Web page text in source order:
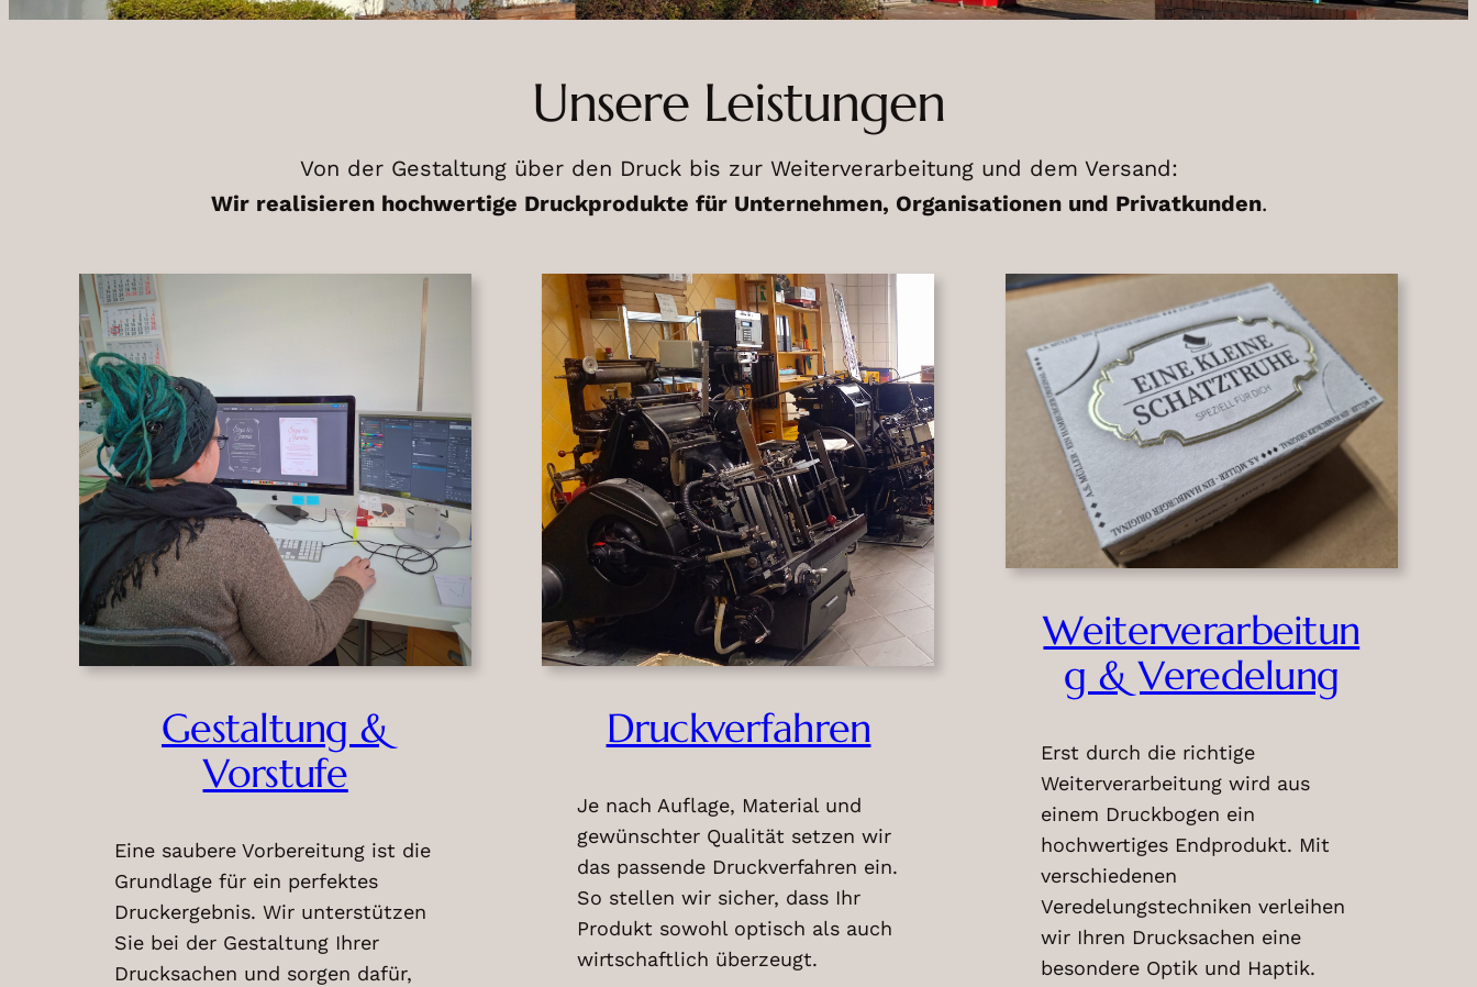
Unsere Leistungen
Von der Gestaltung über den Druck bis zur Weiterverarbeitung und dem Versand:
Wir realisieren hochwertige Druckprodukte für Unternehmen, Organisationen und Privatkunden.
Gestaltung &
Vorstufe
Eine saubere Vorbereitung ist die
Grundlage für ein perfektes
Druckergebnis. Wir unterstützen
Sie bei der Gestaltung Ihrer
Drucksachen und sorgen dafür,
Druckverfahren
Je nach Auflage, Material und
gewünschter Qualität setzen wir
das passende Druckverfahren ein.
So stellen wir sicher, dass Ihr
Produkt sowohl optisch als auch
wirtschaftlich überzeugt.
Weiterverarbeitun
g & Veredelung
Erst durch die richtige
Weiterverarbeitung wird aus
einem Druckbogen ein
hochwertiges Endprodukt. Mit
verschiedenen
Veredelungstechniken verleihen
wir Ihren Drucksachen eine
besondere Optik und Haptik.